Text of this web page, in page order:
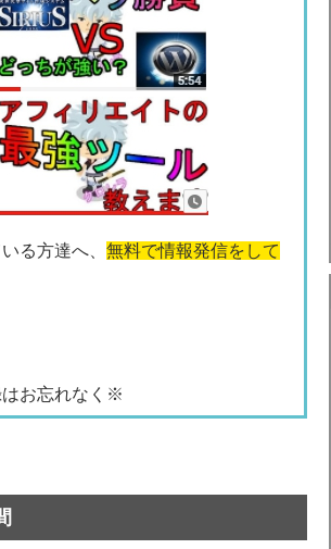
る方達へ、 無料で情報発信をして
お忘れなく※